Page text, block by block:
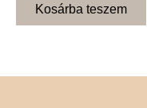
Kosárba teszem